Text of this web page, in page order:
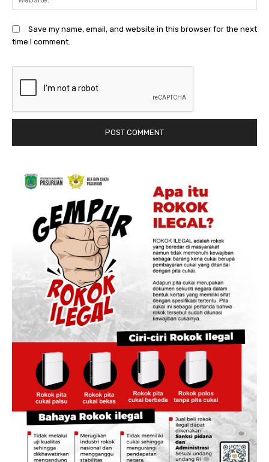
Save my name, email, and website in this browser for the next
time I comment.